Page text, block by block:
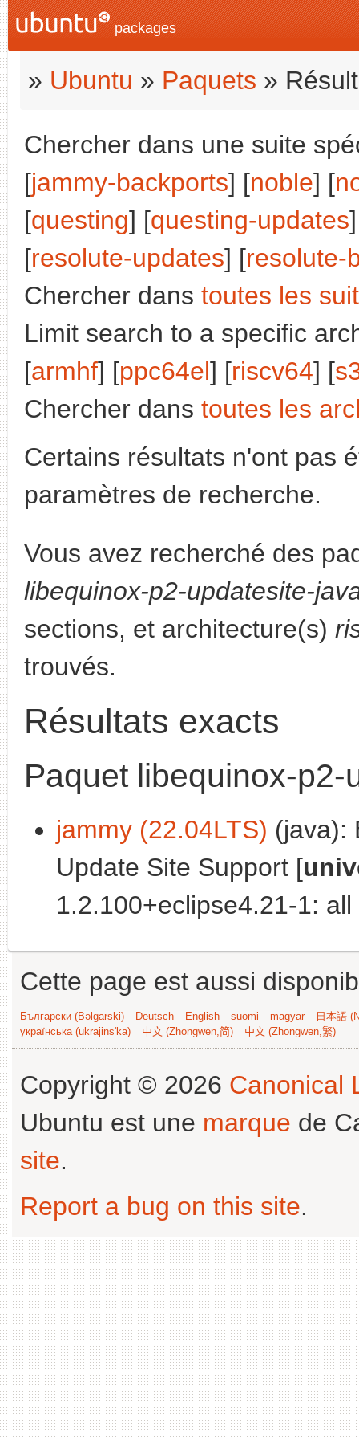
packages
» Ubuntu » Paquets »
Chercher dans une suite
[jammy-backports] [noble] [
[questing] [questing-updates
[resolute-updates] [resolute-
Chercher dans toutes les
Limit search to a specific
[armhf] [ppc64el] [riscv64] [
Chercher dans toutes les
Certains résultats n'ont pas
paramètres de recherche.
Vous avez recherché des
libequinox-p2-updatesite-
sections, et architecture(s)
trouvés.
Résultats exacts
Paquet libequinox-p2-
jammy (22.04LTS) (java):
Update Site Support [
1.2.100+eclipse4.21-1: all
Cette page est aussi
Български (Bəlgarski) Deutsch English suomi magyar
日本語
українська (ukrajins'ka)
中文 (Zhongwen,简) 中文 (Zhongwen,繁)
Copyright © 2026 Canonical
Ubuntu est une marque de
site.
Report a bug on this site.